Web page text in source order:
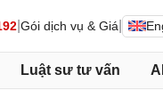
Gói dịch vụ & Giá
Luật sư tư vấn